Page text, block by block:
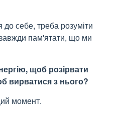
до себе, треба розуміти
завжди пам'ятати, що ми
щоб розірвати
вирватися з нього?
момент.